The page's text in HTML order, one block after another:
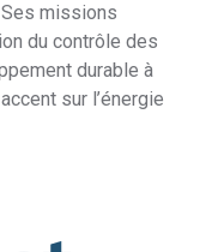
missions
du contrôle des
durable à
sur l’énergie